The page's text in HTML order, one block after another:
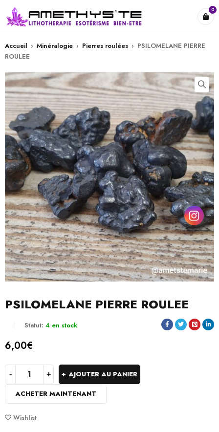
0
Accueil › Minéralogie › Pierres roulées › PSILOMELANE PIERRE
ROULEE
PSILOMELANE PIERRE ROULEE
Statut: 4 en stock
6,00€
AJOUTER AU PANIER
ACHETER MAINTENANT
Wishlist